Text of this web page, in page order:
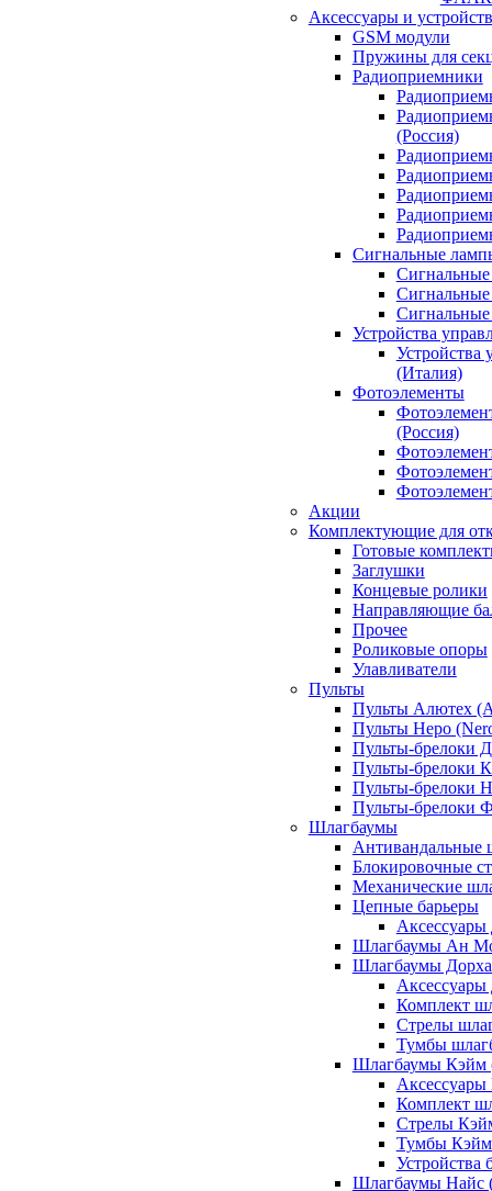
Аксессуары и
GSM модули
Пружины для
Радиоприемники
(Россия)
Сигнальные
Устройства
Устройства
(Италия)
Фотоэлементы
(Россия)
Акции
Комплектующие для
Готовые
Заглушки
Концевые ролики
Направляющие
Прочее
Роликовые опоры
Улавливатели
Пульты
Пульты Алютех
Пульты Неро
Пульты-брелоки
Пульты-брелоки
Пульты-брелоки
Пульты-брелоки
Шлагбаумы
Антивандальные
Блокировочные
Механические
Цепные барьеры
Аксессуары
Шлагбаумы Ан
Шлагбаумы
Комплект
Стрелы
Тумбы
Шлагбаумы Кэйм
Комплект
Стрелы
Тумбы
Устройства
Шлагбаумы Найс